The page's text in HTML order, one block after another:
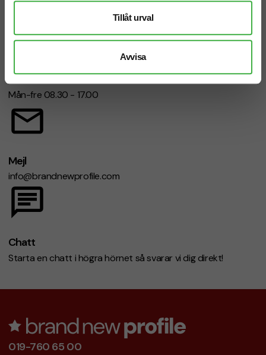
Tillåt urval
Avvisa
Telefon: 019-760 65 00
Mån-fre 08.30 - 17.00
Mejl
info@brandnewprofile.com
Chatt
Starta en chatt i högra hörnet så svarar vi dig direkt!
019-760 65 00